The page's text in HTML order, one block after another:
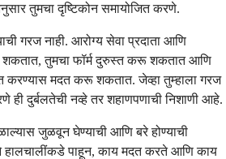
तुमचा दृष्टिकोन समायोजित करणे.
गरज नाही. आरोग्य सेवा प्रदाता आणि
शकतात, तुमचा फॉर्म दुरुस्त करू शकतात आणि
करण्यास मदत करू शकतात. जेव्हा तुम्हाला गरज
ही दुर्बलतेची नव्हे तर शहाणपणाची निशाणी आहे.
जुळवून घेण्याची आणि बरे होण्याची
हालचालींकडे पाहून, काय मदत करते आणि काय